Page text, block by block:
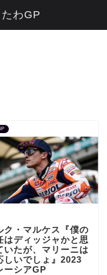
ク・マルケス『僕の
はディッジャかと思
いたが、マリーニは
しいでしょ』2023
ーシアGP
わGP